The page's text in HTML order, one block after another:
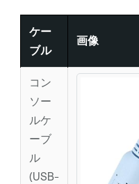
ケー
ブル
画像
コン
ソー
ルケ
ーブ
ル
(USB-